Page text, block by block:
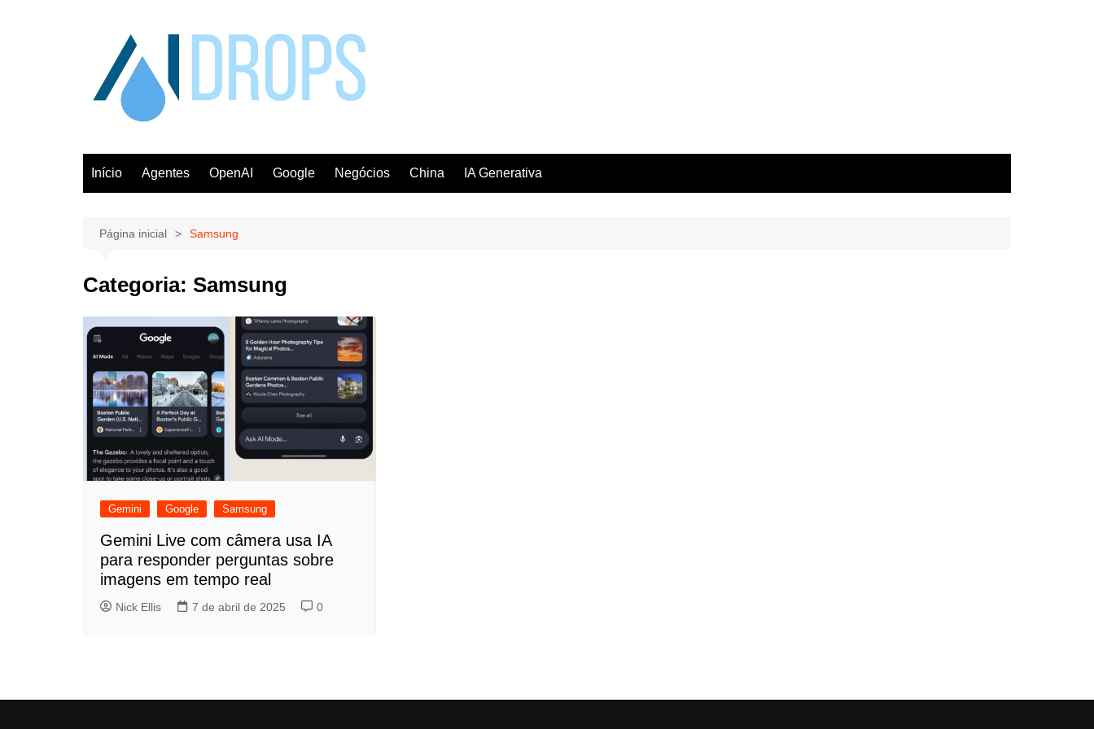
Início Agentes OpenAI Google Negócios China IA Generativa
Página inicial Samsung
Categoria: Samsung
Gemini Google Samsung
Gemini Live com câmera usa IA
para responder perguntas sobre
imagens em tempo real
Nick Ellis 7 de abril de 2025 0